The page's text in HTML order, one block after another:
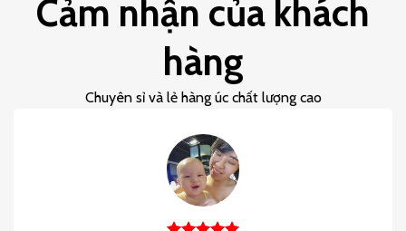
Cảm nhận của khách
hàng
Chuyên sỉ và lẻ hàng úc chất lượng cao